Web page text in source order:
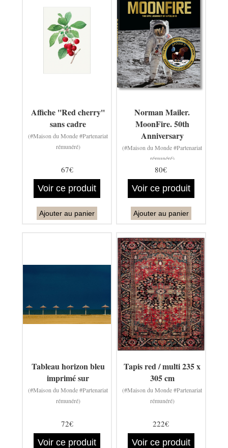
Affiche ''Red cherry''
sans cadre
(#Maison du Monde #Partenariat
rémunéré)
67€
Voir ce produit
Ajouter au panier
Norman Mailer.
MoonFire. 50th
Anniversary
(#Maison du Monde #Partenariat
rémunéré)
80€
Voir ce produit
Ajouter au panier
Tableau horizon bleu
imprimé sur
(#Maison du Monde #Partenariat
rémunéré)
72€
Voir ce produit
Tapis red / multi 235 x
305 cm
(#Maison du Monde #Partenariat
rémunéré)
222€
Voir ce produit